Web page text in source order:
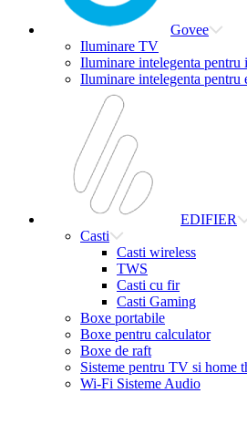
Govee
Iluminare TV
Iluminare intelegenta pentru
Iluminare intelegenta pentru
EDIFIER
Casti
Casti wireless
TWS
Casti cu fir
Casti Gaming
Boxe portabile
Boxe pentru calculator
Boxe de raft
Sisteme pentru TV si home
Wi-Fi Sisteme Audio